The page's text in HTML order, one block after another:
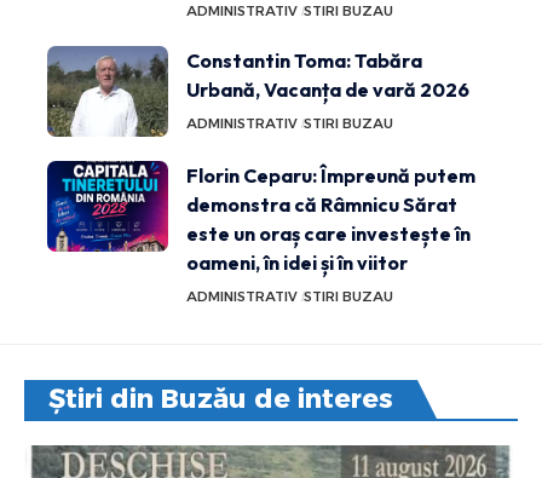
ADMINISTRATIV STIRI BUZAU
Constantin Toma: Tabăra
Urbană, Vacanța de vară 2026
ADMINISTRATIV STIRI BUZAU
Florin Ceparu: Împreună putem
demonstra că Râmnicu Sărat
este un oraș care investește în
oameni, în idei și în viitor
ADMINISTRATIV STIRI BUZAU
Știri din Buzău de interes